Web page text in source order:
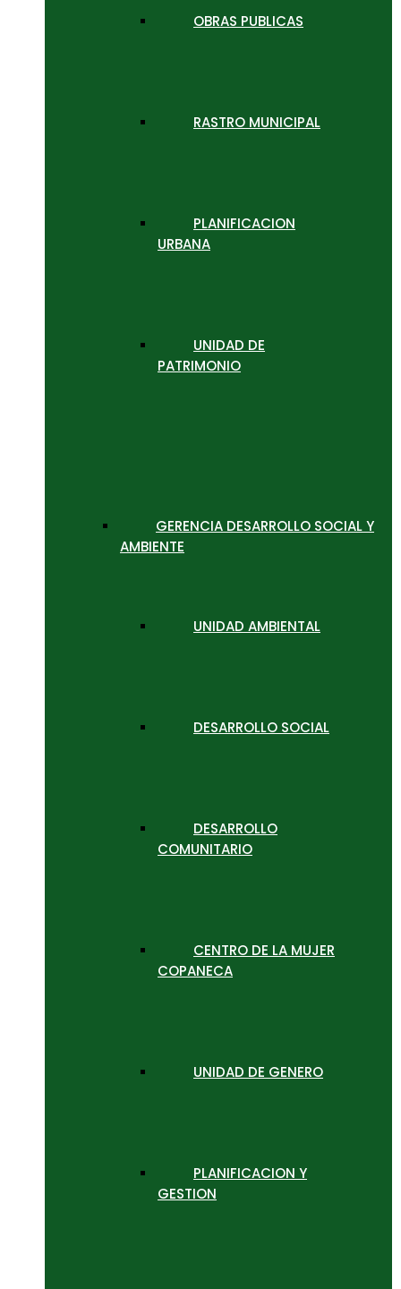
OBRAS PUBLICAS
RASTRO MUNICIPAL
PLANIFICACION
URBANA
UNIDAD DE
PATRIMONIO
GERENCIA DESARROLLO SOCIAL Y
AMBIENTE
UNIDAD AMBIENTAL
DESARROLLO SOCIAL
DESARROLLO
COMUNITARIO
CENTRO DE LA MUJER
COPANECA
UNIDAD DE GENERO
PLANIFICACION Y
GESTION